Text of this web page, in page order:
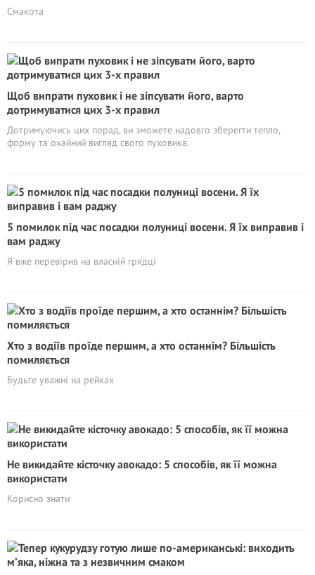
Смакота
Щоб випрати пуховик і не зіпсувати його, варто
дотримуватися цих 3-х правил
Дотримуючись цих порад, ви зможете надовго зберегти тепло,
форму та охайний вигляд свого пуховика.
5 помилок під час посадки полуниці восени. Я їх виправив і
вам раджу
Я вже перевірив на власній грядці
Хто з водіїв проїде першим, а хто останнім? Більшість
помиляється
Будьте уважні на рейках
Не викидайте кісточку авокадо: 5 способів, як її можна
використати
Корисно знати